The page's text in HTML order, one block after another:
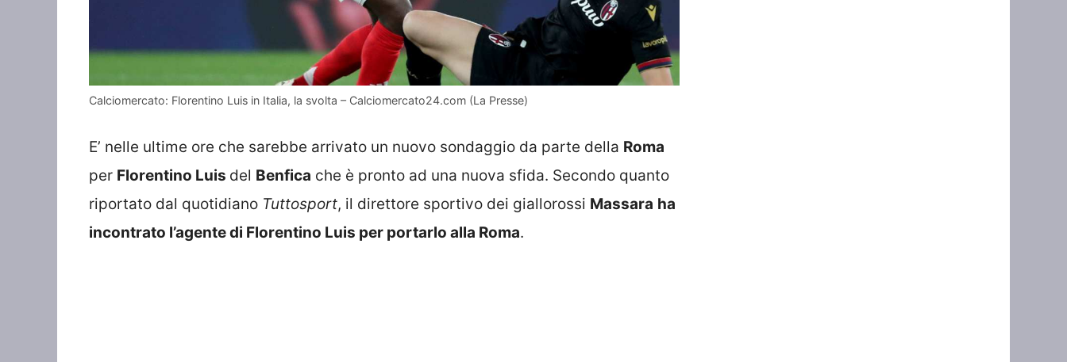
Calciomercato: Florentino Luis in Italia, la svolta – Calciomercato24.com (La Presse)
E’ nelle ultime ore che sarebbe arrivato un nuovo sondaggio da parte della Roma
per Florentino Luis del Benfica che è pronto ad una nuova sfida. Secondo quanto
riportato dal quotidiano Tuttosport, il direttore sportivo dei giallorossi Massara ha
incontrato l’agente di Florentino Luis per portarlo alla Roma.